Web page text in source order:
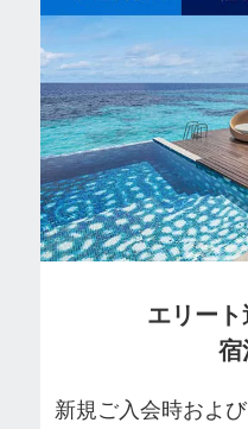
エリー
宿
新規ご入会時およ